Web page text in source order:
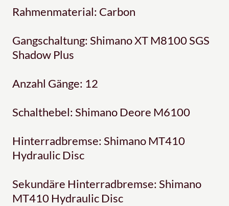
Rahmenmaterial: Carbon
Gangschaltung: Shimano XT M8100 SGS
Shadow Plus
Anzahl Gänge: 12
Schalthebel: Shimano Deore M6100
Hinterradbremse: Shimano MT410
Hydraulic Disc
Sekundäre Hinterradbremse: Shimano
MT410 Hydraulic Disc